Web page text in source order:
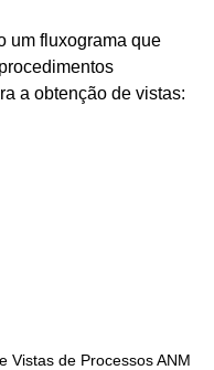
um fluxograma que
a obtenção de vistas:
Vistas de Processos ANM